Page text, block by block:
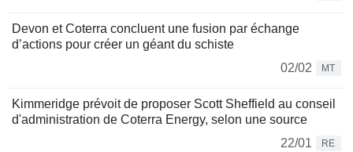
Devon et Coterra concluent une fusion par échange
d’actions pour créer un géant du schiste
02/02
MT
Kimmeridge prévoit de proposer Scott Sheffield au conseil
d'administration de Coterra Energy, selon une source
22/01
RE